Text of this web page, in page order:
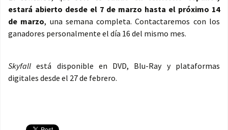
estará abierto desde el 7 de marzo hasta el próximo 14
de marzo, una semana completa. Contactaremos con los
ganadores personalmente el día 16 del mismo mes.
Skyfallestá disponible en DVD, Blu-Ray y plataformas
digitales desde el 27 de febrero.